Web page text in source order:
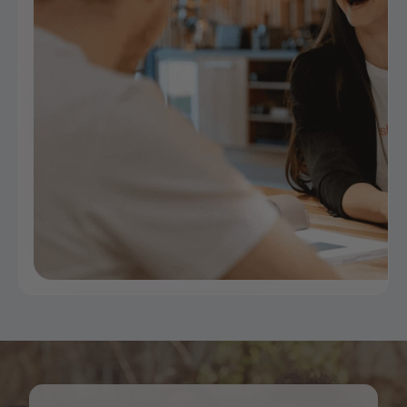
Tarjolla on paitsi värejä, kuten musta, valkoinen,
antrasiitti tai kromi, myös takorautakehyksiä, jotka on
valmistettu esimerkiksi messingistä, pronssista tai
kuparista. Oman tuotantomme ja työpajamme ansiosta
voimme myös maalata jokaisen pylväsvalaisimen ja
kynttilänjalan yksilöllisesti haluamallasi värillä ja
haluamallasi patinalla. Hyödynnä tätä ainutlaatuista
Taloudelliset LED-pylväsvalaisimet
tehokkaaseen
ansiosta LED-
pylväsvalaisimien ja LED-kynttiläkruunujen
valonlähteillä säästät 90 % energiakustannuksista.
liiketunnistimella.